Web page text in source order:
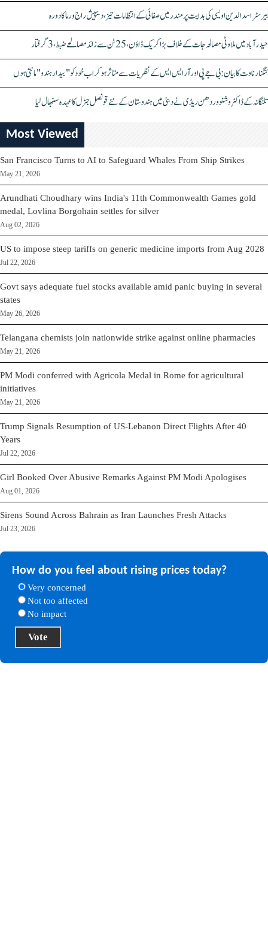
بیرسٹر اسدالدین اویسی کی ہدایت پر مندر میں صفائی کے انتظامات تیز، دیپیش راج ورما کا دورہ
حیدرآباد میں ملاوٹی مصالحہ جات کے خلاف بڑا کریک ڈاؤن، 25 ٹن سے زائد مصالحے ضبط، 3 گرفتار
کنگنا رناوت کا بیان: بی جے پی اور آر ایس ایس کے نظریات سے متاثر ہو کر اب خود کو "بیدار ہندو" مانتی ہوں
تلنگانہ کے ڈاکٹر وشنو وردھن ریڈی نے دبئی میں ہندوستان کے نئے قونصل جنرل کا عہدہ سنبھال لیا
Most Viewed
San Francisco Turns to AI to Safeguard Whales From Ship Strikes
May 21, 2026
Arundhati Choudhary wins India's 11th Commonwealth Games gold
medal, Lovlina Borgohain settles for silver
Aug 02, 2026
US to impose steep tariffs on generic medicine imports from Aug 2028
Jul 22, 2026
Govt says adequate fuel stocks available amid panic buying in several
states
May 26, 2026
Telangana chemists join nationwide strike against online pharmacies
May 21, 2026
PM Modi conferred with Agricola Medal in Rome for agricultural
initiatives
May 21, 2026
Trump Signals Resumption of US-Lebanon Direct Flights After 40
Years
Jul 22, 2026
Girl Booked Over Abusive Remarks Against PM Modi Apologises
Aug 01, 2026
Sirens Sound Across Bahrain as Iran Launches Fresh Attacks
Jul 23, 2026
How do you feel about rising prices today?
Very concerned
Not too affected
No impact